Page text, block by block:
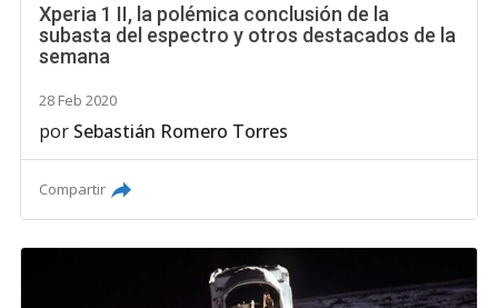
Xperia 1 II, la polémica conclusión de la
subasta del espectro y otros destacados de la
semana
28 Feb 2020
por Sebastián Romero Torres
Compartir